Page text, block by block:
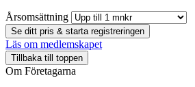
Årsomsättning
Se ditt pris & starta registreringen
Läs om medlemskapet
Tillbaka till toppen
Om Företagarna